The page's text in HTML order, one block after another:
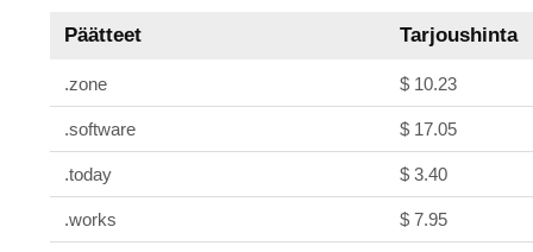
Päätteet Tarjoushinta
.zone $ 10.23
.software $ 17.05
.today $ 3.40
.works $ 7.95